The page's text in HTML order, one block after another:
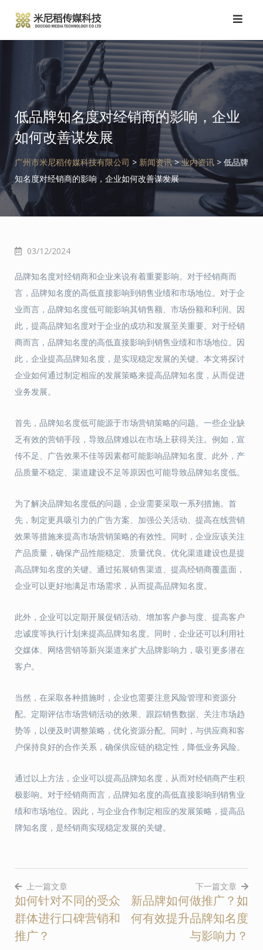
到
低品牌知名度对经销商的影响，企业
如何改善谋发展
广州市米尼稻传媒科技有限公司 > 新闻资讯>业内资讯 > 低品牌
知名度对经销商的影响，企业如何改善谋发展
03/12/2024
品牌知名度对经销商和企业来说有着重要影响。对于经销商而
言，品牌知名度的高低直接影响到销售业绩和市场地位。对于企
业而言，品牌知名度低可能影响其销售额、市场份额和利润。因
此，提高品牌知名度对于企业的成功和发展至关重要。对于经销
商而言，品牌知名度的高低直接影响到销售业绩和市场地位。因
此，企业提高品牌知名度，是实现稳定发展的关键。本文将探讨
企业如何通过制定相应的发展策略来提高品牌知名度，从而促进
业务发展。
首先，品牌知名度低可能源于市场营销策略的问题。一些企业缺
乏有效的营销手段，导致品牌难以在市场上获得关注。例如，宣
传不足、广告效果不佳等因素都可能影响品牌知名度。此外，产
品质量不稳定、渠道建设不足等原因也可能导致品牌知名度低。
为了解决品牌知名度低的问题，企业需要采取一系列措施。首
先，制定更具吸引力的广告方案、加强公关活动、提高在线营销
效果等措施来提高市场营销策略的有效性。同时，企业应该关注
产品质量，确保产品性能稳定、质量优良。优化渠道建设也是提
高品牌知名度的关键。通过拓展销售渠道、提高经销商覆盖面，
企业可以更好地满足市场需求，从而提高品牌知名度。
此外，企业可以定期开展促销活动、增加客户参与度、提高客户
忠诚度等执行计划来提高品牌知名度。同时，企业还可以利用社
交媒体、网络营销等新兴渠道来扩大品牌影响力，吸引更多潜在
客户。
当然，在采取各种措施时，企业也需要注意风险管理和资源分
配。定期评估市场营销活动的效果、跟踪销售数据、关注市场趋
势等，以便及时调整策略，优化资源分配。同时，与供应商和客
户保持良好的合作关系，确保供应链的稳定性，降低业务风险。
通过以上方法，企业可以提高品牌知名度，从而对经销商产生积
极影响。对于经销商而言，品牌知名度的高低直接影响到销售业
绩和市场地位。因此，与企业合作制定相应的发展策略，提高品
牌知名度，是经销商实现稳定发展的关键。
文
章
上一篇文章
如何针对不同的受众
群体进行口碑营销和
推广？
下一篇文章
新品牌如何做推广？如
何有效提升品牌知名度
与影响力？